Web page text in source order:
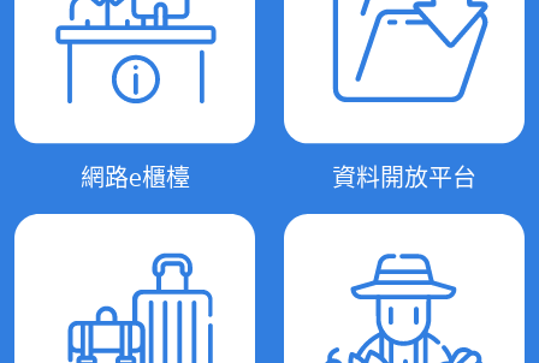
網路e櫃檯 資料開放平台